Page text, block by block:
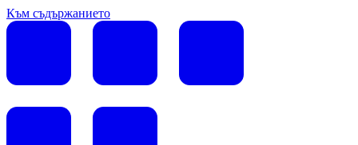
Към съдържанието